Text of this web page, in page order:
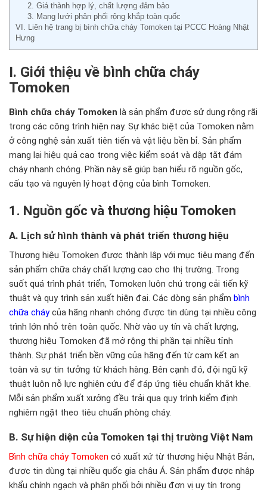
2. Giá thành hợp lý, chất lượng đảm bảo
3. Mạng lưới phân phối rộng khắp toàn quốc
VI. Liên hệ trang bị bình chữa cháy Tomoken tại PCCC Hoàng Nhật
Hưng
I. Giới thiệu về bình chữa cháy
Tomoken
Bình chữa cháy Tomoken là sản phẩm được sử dụng rộng rãi
trong các công trình hiện nay. Sự khác biệt của Tomoken nằm
ở công nghệ sản xuất tiên tiến và vật liệu bền bỉ. Sản phẩm
mang lại hiệu quả cao trong việc kiểm soát và dập tắt đám
cháy nhanh chóng. Phần này sẽ giúp bạn hiểu rõ nguồn gốc,
cấu tạo và nguyên lý hoạt động của bình Tomoken.
1. Nguồn gốc và thương hiệu Tomoken
A. Lịch sử hình thành và phát triển thương hiệu
Thương hiệu Tomoken được thành lập với mục tiêu mang đến
sản phẩm chữa cháy chất lượng cao cho thị trường. Trong
suốt quá trình phát triển, Tomoken luôn chú trọng cải tiến kỹ
thuật và quy trình sản xuất hiện đại. Các dòng sản phẩm bình
chữa cháycủa hãng nhanh chóng được tin dùng tại nhiều công
trình lớn nhỏ trên toàn quốc. Nhờ vào uy tín và chất lượng,
thương hiệu Tomoken đã mở rộng thị phần tại nhiều tỉnh
thành. Sự phát triển bền vững của hãng đến từ cam kết an
toàn và sự tin tưởng từ khách hàng. Bên cạnh đó, đội ngũ kỹ
thuật luôn nỗ lực nghiên cứu để đáp ứng tiêu chuẩn khắt khe.
Mỗi sản phẩm xuất xưởng đều trải qua quy trình kiểm định
nghiêm ngặt theo tiêu chuẩn phòng cháy.
B. Sự hiện diện của Tomoken tại thị trường Việt Nam
Bình chữa cháy Tomoken có xuất xứ từ thương hiệu Nhật Bản,
được tin dùng tại nhiều quốc gia châu Á. Sản phẩm được nhập
khẩu chính ngạch và phân phối bởi nhiều đơn vị uy tín trong